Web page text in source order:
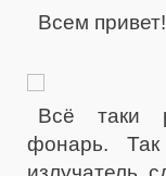
Всем привет!
Всё таки
фонарь.